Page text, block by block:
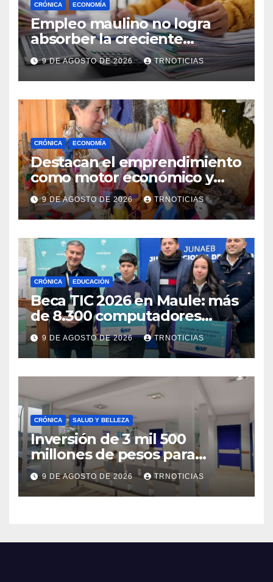
CRÓNICA ECONOMÍA
Empleo maulino no logra
absorber la creciente
demanda por trabajo
9 DE AGOSTO DE 2026 TRNOTICIAS
CRÓNICA ECONOMÍA
Destacan el emprendimiento
como motor económico y
anuncia fortalecer apoyos
para empleo autónomo
9 DE AGOSTO DE 2026 TRNOTICIAS
CRÓNICA EDUCACIÓN
Beca TIC 2026 en Maule: más
de 8.300 computadores
están siendo entregados en
la región
9 DE AGOSTO DE 2026 TRNOTICIAS
CRÓNICA SALUD Y BELLEZA
Inversión de 3 mil 500
millones de pesos para
mejorar el Cesfam
Astaburuaga
9 DE AGOSTO DE 2026 TRNOTICIAS